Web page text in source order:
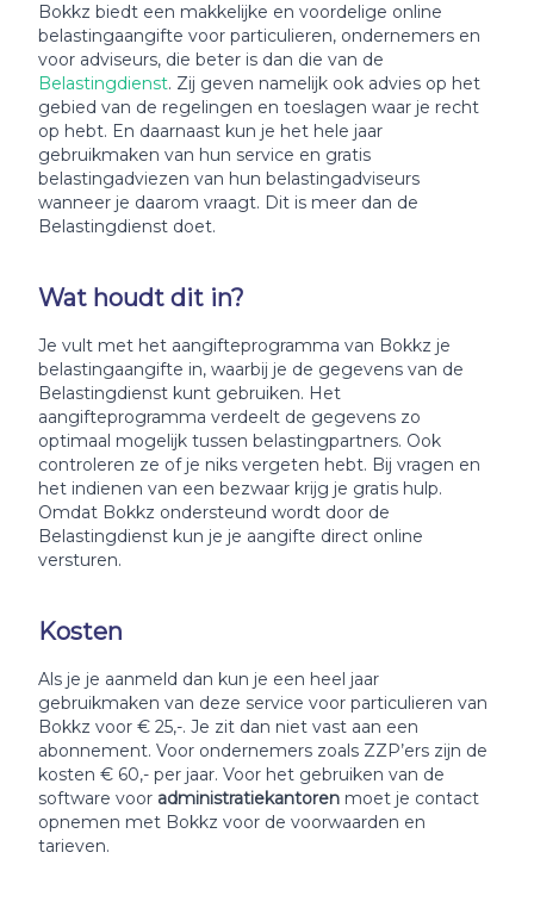
Bokkz biedt een makkelijke en voordelige online
belastingaangifte voor particulieren, ondernemers en
voor adviseurs, die beter is dan die van de
Belastingdienst. Zij geven namelijk ook advies op het
gebied van de regelingen en toeslagen waar je recht
op hebt. En daarnaast kun je het hele jaar
gebruikmaken van hun service en gratis
belastingadviezen van hun belastingadviseurs
wanneer je daarom vraagt. Dit is meer dan de
Belastingdienst doet.
Wat houdt dit in?
Je vult met het aangifteprogramma van Bokkz je
belastingaangifte in, waarbij je de gegevens van de
Belastingdienst kunt gebruiken. Het
aangifteprogramma verdeelt de gegevens zo
optimaal mogelijk tussen belastingpartners. Ook
controleren ze of je niks vergeten hebt. Bij vragen en
het indienen van een bezwaar krijg je gratis hulp.
Omdat Bokkz ondersteund wordt door de
Belastingdienst kun je je aangifte direct online
versturen.
Kosten
Als je je aanmeld dan kun je een heel jaar
gebruikmaken van deze service voor particulieren van
Bokkz voor € 25,-. Je zit dan niet vast aan een
abonnement. Voor ondernemers zoals ZZP’ers zijn de
kosten € 60,- per jaar. Voor het gebruiken van de
software voor administratiekantoren moet je contact
opnemen met Bokkz voor de voorwaarden en
tarieven.